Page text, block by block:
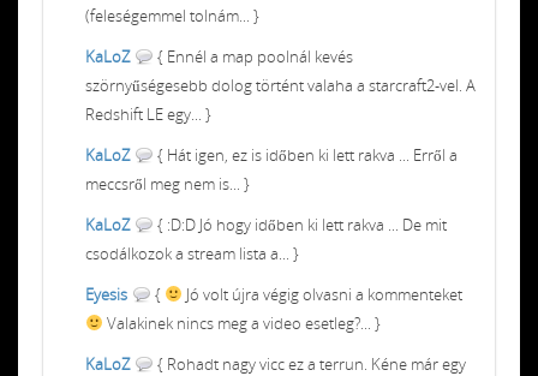
(feleségemmel tolnám... }
KaLoZ
{ Ennél a map poolnál kevés
szörnyűségesebb dolog történt valaha a starcraft2-vel. A
Redshift LE egy... }
KaLoZ
{ Hát igen, ez is időben ki lett rakva ... Erről a
meccsről meg nem is... }
KaLoZ
{ :D:D Jó hogy időben ki lett rakva ... De mit
csodálkozok a stream lista a... }
Eyesis
{
Jó volt újra végig olvasni a kommenteket
Valakinek nincs meg a video esetleg?... }
KaLoZ
{ Rohadt nagy vicc ez a terrun. Kéne már egy